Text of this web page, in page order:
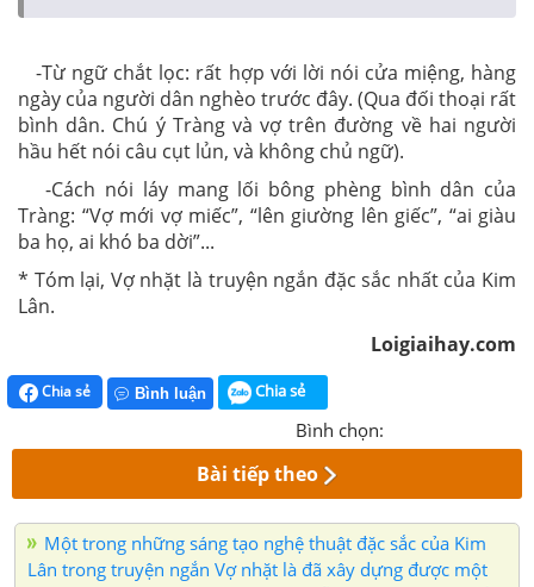
-Từ ngữ chắt lọc: rất hợp với lời nói cửa miệng, hàng
ngày của người dân nghèo trước đây. (Qua đối thoại rất
bình dân. Chú ý Tràng và vợ trên đường về hai người
hầu hết nói câu cụt lủn, và không chủ ngữ).
-Cách nói láy mang lối bông phèng bình dân của
Tràng: “Vợ mới vợ miếc”, “lên giường lên giếc”, “ai giàu
ba họ, ai khó ba dời”...
* Tóm lại, Vợ nhặt là truyện ngắn đặc sắc nhất của Kim
Lân.
Loigiaihay.com
Chia sẻ Bình luận Chia sẻ
Bình chọn:
Bài tiếp theo
Một trong những sáng tạo nghệ thuật đặc sắc của Kim
Lân trong truyện ngắn Vợ nhặt là đã xây dựng được một